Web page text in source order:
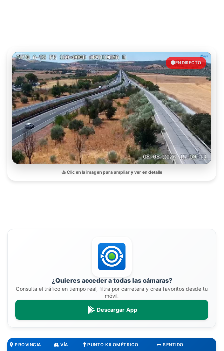
EN DIRECTO
Clic en la imagen para ampliar y ver en detalle
¿Quieres acceder a todas las cámaras?
Consulta el tráfico en tiempo real, filtra por carretera y crea favoritos desde tu
móvil.
Descargar App
PROVINCIA VÍA PUNTO KILOMÉTRICO SENTIDO